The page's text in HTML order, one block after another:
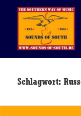
Schlagwort: